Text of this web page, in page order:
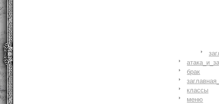
брак
классы
меню